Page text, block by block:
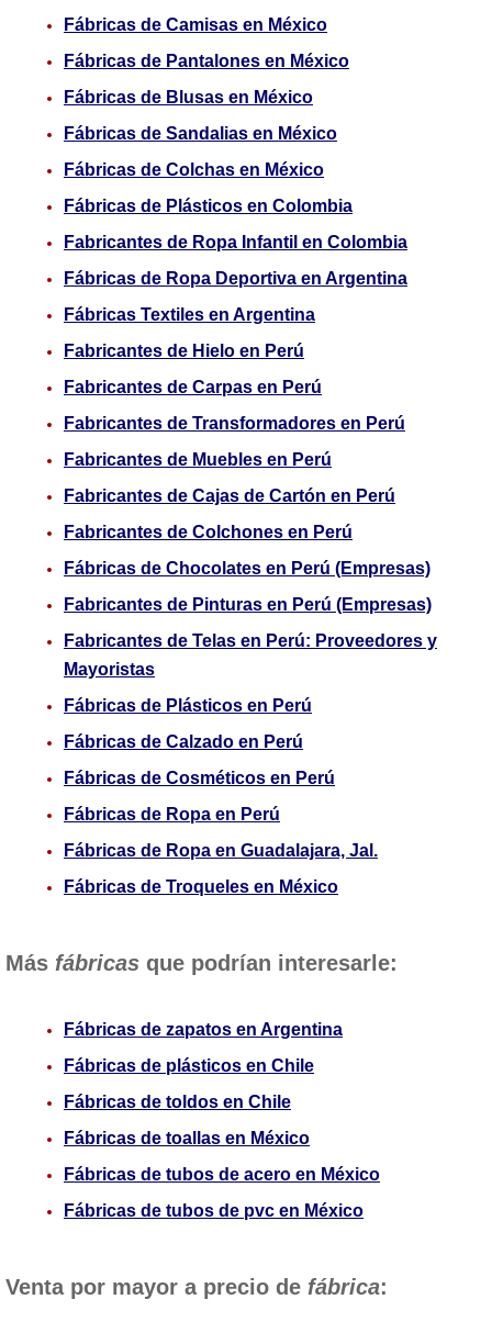
Fábricas de Camisas en México
Fábricas de Pantalones en México
Fábricas de Blusas en México
Fábricas de Sandalias en México
Fábricas de Colchas en México
Fábricas de Plásticos en Colombia
Fabricantes de Ropa Infantil en Colombia
Fábricas de Ropa Deportiva en Argentina
Fábricas Textiles en Argentina
Fabricantes de Hielo en Perú
Fabricantes de Carpas en Perú
Fabricantes de Transformadores en Perú
Fabricantes de Muebles en Perú
Fabricantes de Cajas de Cartón en Perú
Fabricantes de Colchones en Perú
Fábricas de Chocolates en Perú (Empresas)
Fabricantes de Pinturas en Perú (Empresas)
Fabricantes de Telas en Perú: Proveedores y
Mayoristas
Fábricas de Plásticos en Perú
Fábricas de Calzado en Perú
Fábricas de Cosméticos en Perú
Fábricas de Ropa en Perú
Fábricas de Ropa en Guadalajara, Jal.
Fábricas de Troqueles en México
Más fábricas que podrían interesarle:
Fábricas de zapatos en Argentina
Fábricas de plásticos en Chile
Fábricas de toldos en Chile
Fábricas de toallas en México
Fábricas de tubos de acero en México
Fábricas de tubos de pvc en México
Venta por mayor a precio de fábrica: